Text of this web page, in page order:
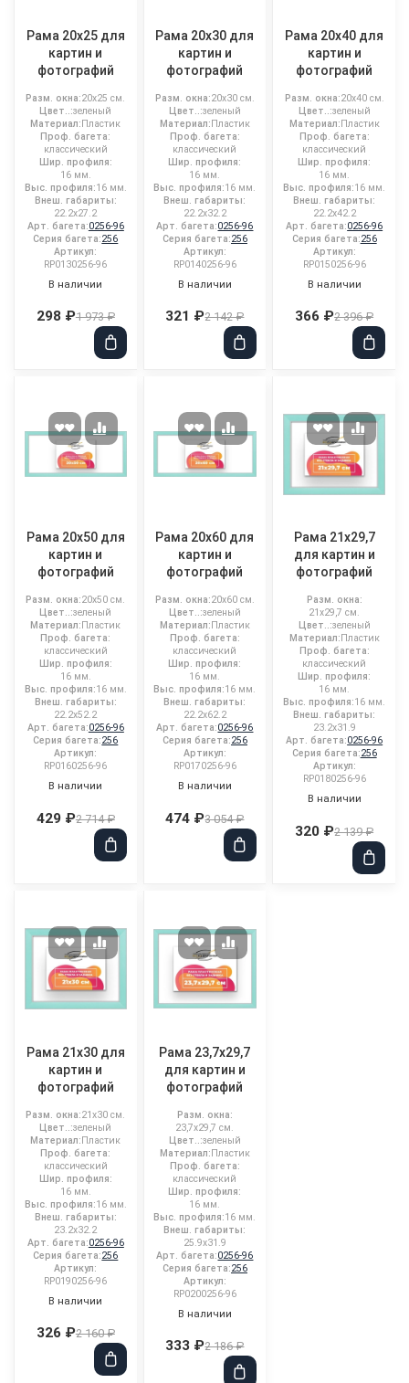
Рама 20x25 для
картин и
фотографий
Разм. окна:20x25 см.
Цвет..:зеленый
Материал:Пластик
Проф. багета:
классический
Шир. профиля:
16 мм.
Выс. профиля:16 мм.
Внеш. габариты:
22.2x27.2
Арт. багета:0256-96
Серия багета:256
Артикул:
RP0130256-96
В наличии
298 ₽1 973 ₽
Рама 20x30 для
картин и
фотографий
Разм. окна:20x30 см.
Цвет..:зеленый
Материал:Пластик
Проф. багета:
классический
Шир. профиля:
16 мм.
Выс. профиля:16 мм.
Внеш. габариты:
22.2x32.2
Арт. багета:0256-96
Серия багета:256
Артикул:
RP0140256-96
В наличии
321 ₽2 142 ₽
Рама 20x40 для
картин и
фотографий
Разм. окна:20x40 см.
Цвет..:зеленый
Материал:Пластик
Проф. багета:
классический
Шир. профиля:
16 мм.
Выс. профиля:16 мм.
Внеш. габариты:
22.2x42.2
Арт. багета:0256-96
Серия багета:256
Артикул:
RP0150256-96
В наличии
366 ₽2 396 ₽
Рама 20x50 для
картин и
фотографий
Разм. окна:20x50 см.
Цвет..:зеленый
Материал: Пластик
Проф. багета:
классический
Шир. профиля:
16 мм.
Выс. профиля:16 мм.
Внеш. габариты:
22.2x52.2
Арт. багета:0256-96
Серия багета:256
Артикул:
RP0160256-96
В наличии
429 ₽2 714 ₽
Рама 20x60 для
картин и
фотографий
Разм. окна:20x60 см.
Цвет..:зеленый
Материал: Пластик
Проф. багета:
классический
Шир. профиля:
16 мм.
Выс. профиля:16 мм.
Внеш. габариты:
22.2x62.2
Арт. багета:0256-96
Серия багета:256
Артикул:
RP0170256-96
В наличии
474 ₽3 054 ₽
Рама 21x29,7
для картин и
фотографий
Разм. окна:
21x29,7 см.
Цвет..:зеленый
Материал: Пластик
Проф. багета:
классический
Шир. профиля:
16 мм.
Выс. профиля:16 мм.
Внеш. габариты:
23.2x31.9
Арт. багета:0256-96
Серия багета:256
Артикул:
RP0180256-96
В наличии
320 ₽2 139 ₽
Рама 21x30 для
картин и
фотографий
Разм. окна:21x30 см.
Цвет..:зеленый
Материал:Пластик
Проф. багета:
классический
Шир. профиля:
16 мм.
Выс. профиля:16 мм.
Внеш. габариты:
23.2x32.2
Арт. багета:0256-96
Серия багета:256
Артикул:
RP0190256-96
В наличии
326 ₽2 160 ₽
Рама 23,7x29,7
для картин и
фотографий
Разм. окна:
23,7x29,7 см.
Цвет..:зеленый
Материал:Пластик
Проф. багета:
классический
Шир. профиля:
16 мм.
Выс. профиля:16 мм.
Внеш. габариты:
25.9x31.9
Арт. багета:0256-96
Серия багета:256
Артикул:
RP0200256-96
В наличии
333 ₽2 186 ₽